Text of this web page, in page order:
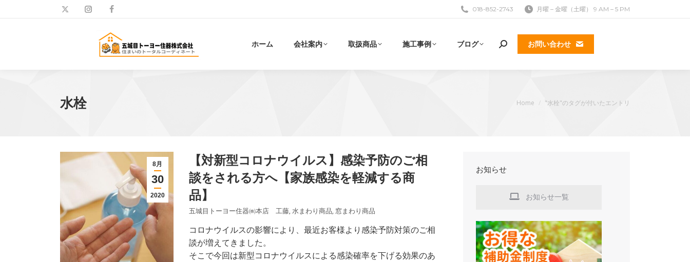
018-852-2743 月曜 – 金曜（土曜） 9 AM – 5 PM
ホーム 会社案内 取扱商品 施工事例 ブログ
検
お問い合わせ
水栓 現在地:
Home "水栓"のタグが付いたエントリ
8月
30
2020
【対新型コロナウイルス】感染予防のご相
談をされる方へ【家族感染を軽減する商
品】
五城目トーヨー住器㈱本店 工藤, 水まわり商品, 窓まわり商品
コロナウイルスの影響により、最近お客様より感染予防対策のご相
談が増えてきました。
そこで今回は新型コロナウイルスによる感染確率を下げる効果のあ
お知らせ
お知らせ一覧